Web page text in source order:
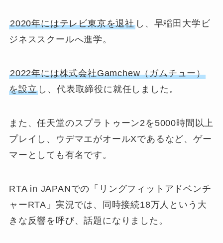
2020年にはテレビ東京を退社 し、早稲田大学ビ
ジネススクールへ進学。
2022年には株式会社Gamchew（ガムチュー）
を設立 し、代表取締役に就任しました。
また、任天堂のスプラトゥーン2を5000時間以上
プレイし、ウデマエがオールXであるなど、ゲー
マーとしても有名です。
RTA in JAPANでの「リングフィットアドベンチ
ャーRTA」実況では、同時接続18万人という大
きな反響を呼び、話題になりました。